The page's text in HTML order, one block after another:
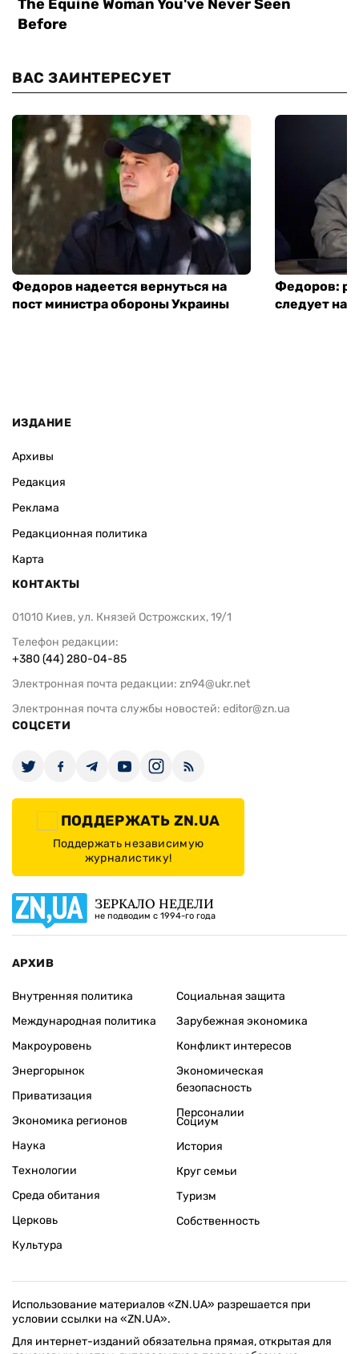
ВАС ЗАИНТЕРЕСУЕТ
Федоров надеется вернуться на
пост министра обороны Украины
Федоров:
следует
ИЗДАНИЕ
Архивы
Редакция
Реклама
Редакционная политика
Карта
КОНТАКТЫ
01010 Киев, ул. Князей Острожских, 19/1
Телефон редакции:
+380 (44) 280-04-85
Электронная почта редакции: zn94@ukr.net
Электронная почта службы новостей: editor@zn.ua
СОЦСЕТИ
ПОДДЕРЖАТЬ ZN.UA
Поддержать независимую
журналистику!
ЗЕРКАЛО НЕДЕЛИ
не подводим с 1994-го года
АРХИВ
Внутренняя политика
Международная политика
Макроуровень
Энергорынок
Приватизация
Экономика регионов
Социальная защита
Зарубежная экономика
Конфликт интересов
Экономическая
безопасность
Персоналии
Наука
Технологии
Среда обитания
Церковь
Культура
Социум
История
Круг семьи
Туризм
Собственность
Использование материалов «ZN.UA» разрешается при
условии ссылки на «ZN.UA».
Для интернет-изданий обязательна прямая, открытая для